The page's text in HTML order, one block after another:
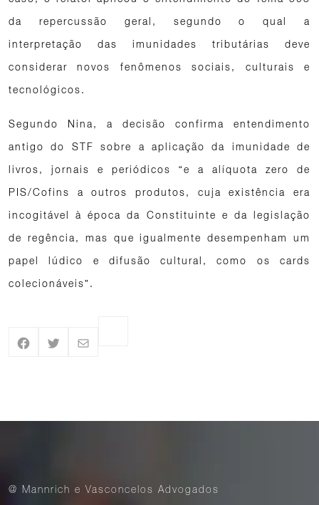
da repercussão geral, segundo o qual a
interpretação das imunidades tributárias deve
considerar novos fenômenos sociais, culturais e
tecnológicos.
Segundo Nina, a decisão confirma entendimento
antigo do STF sobre a aplicação da imunidade de
livros, jornais e periódicos “e a alíquota zero de
PIS/Cofins a outros produtos, cuja existência era
incogitável à época da Constituinte e da legislação
de regência, mas que igualmente desempenham um
papel lúdico e difusão cultural, como os cards
colecionáveis”.
@ Mannrich e Vasconcelos Advogados